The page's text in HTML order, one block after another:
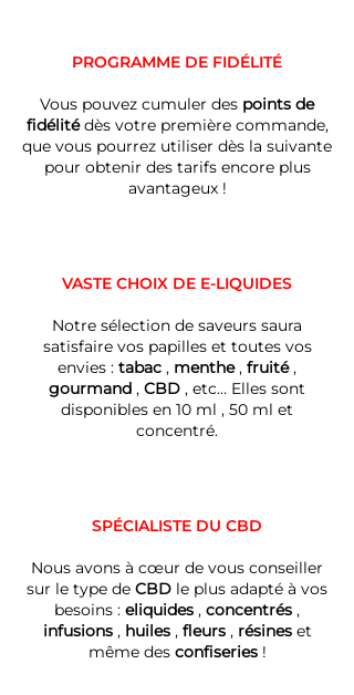
PROGRAMME DE FIDÉLITÉ
Vous pouvez cumuler des points de
fidélitédès votre première commande,
que vous pourrez utiliser dès la suivante
pour obtenir des tarifs encore plus
avantageux !
VASTE CHOIX DE E-LIQUIDES
Notre sélection de saveurs saura
satisfaire vos papilles et toutes vos
envies : tabac , menthe, fruité,
gourmand , CBD , etc… Elles sont
disponibles en 10 ml , 50 ml et
concentré.
SPÉCIALISTE DU CBD
Nous avons à cœur de vous conseiller
sur le type de CBD le plus adapté à vos
besoins : eliquides , concentrés ,
infusions , huiles , fleurs , résines et
même des confiseries !